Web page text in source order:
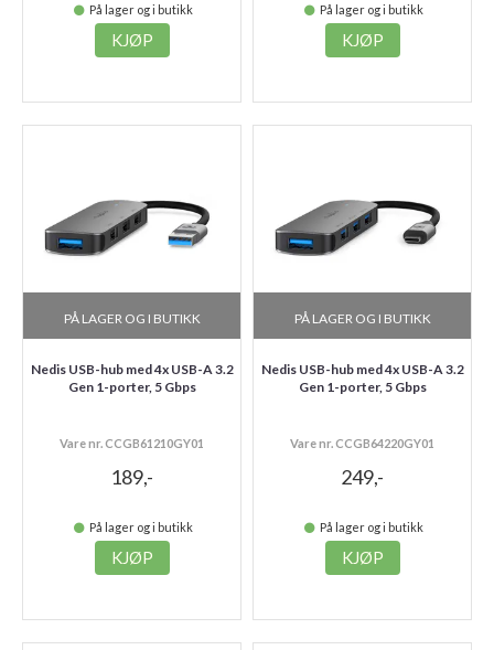
På lager og i butikk
KJØP
På lager og i butikk
KJØP
PÅ LAGER OG I BUTIKK
Nedis USB-hub med 4x USB-A 3.2
Gen 1-porter, 5 Gbps
Vare nr. CCGB61210GY01
189,-
På lager og i butikk
KJØP
PÅ LAGER OG I BUTIKK
Nedis USB-hub med 4x USB-A 3.2
Gen 1-porter, 5 Gbps
Vare nr. CCGB64220GY01
249,-
På lager og i butikk
KJØP